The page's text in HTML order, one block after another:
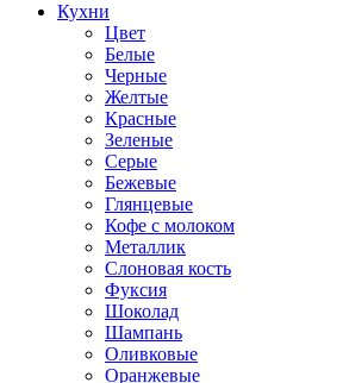
Кухни
Цвет
Белые
Черные
Желтые
Красные
Зеленые
Серые
Бежевые
Глянцевые
Кофе с молоком
Металлик
Слоновая кость
Фуксия
Шоколад
Шампань
Оливковые
Оранжевые